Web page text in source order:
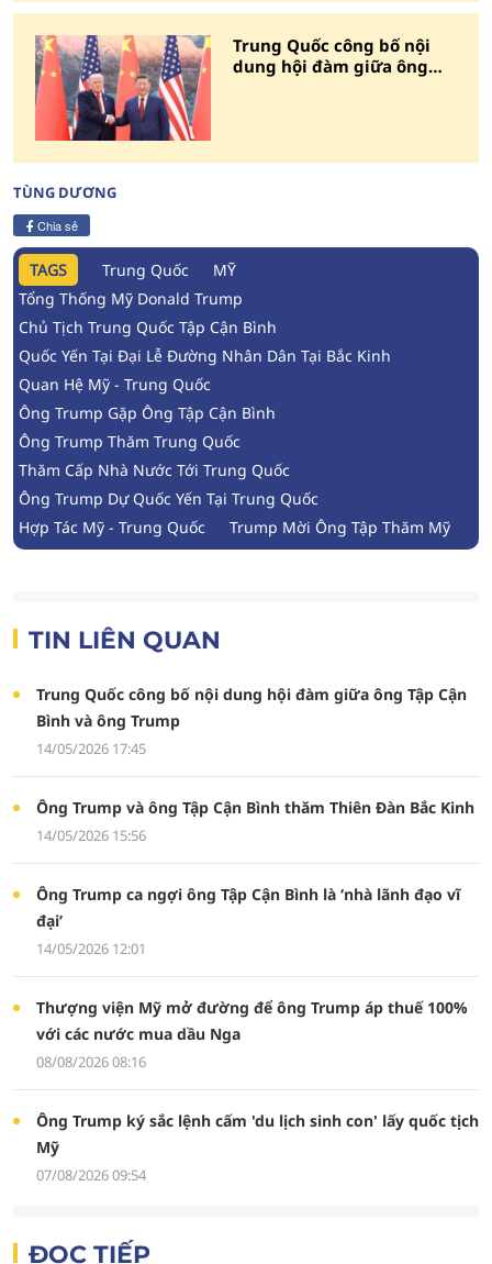
Trung Quốc công bố nội
dung hội đàm giữa ông
TÙNG DƯƠNG
Chia sẻ
TAGS Trung Quốc
MỸ
Tổng Thống Mỹ Donald Trump
Chủ Tịch Trung Quốc Tập Cận Bình
Quốc Yến Tại Đại Lễ Đường Nhân Dân Tại Bắc Kinh
Quan Hệ Mỹ - Trung Quốc
Ông Trump Gặp Ông Tập Cận Bình
Ông Trump Thăm Trung Quốc
Thăm Cấp Nhà Nước Tới Trung Quốc
Ông Trump Dự Quốc Yến Tại Trung Quốc
Hợp Tác Mỹ - Trung Quốc
Trump Mời Ông Tập Thăm Mỹ
TIN LIÊN QUAN
Trung Quốc công bố nội dung hội đàm giữa ông Tập Cận
Bình và ông Trump
14/05/2026 17:45
Ông Trump và ông Tập Cận Bình thăm Thiên Đàn Bắc Kinh
14/05/2026 15:56
Ông Trump ca ngợi ông Tập Cận Bình là ‘nhà lãnh đạo vĩ
đại’
14/05/2026 12:01
Thượng viện Mỹ mở đường để ông Trump áp thuế 100%
với các nước mua dầu Nga
08/08/2026 08:16
Ông Trump ký sắc lệnh cấm 'du lịch sinh con' lấy quốc tịch
Mỹ
07/08/2026 09:54
ĐỌC TIẾP